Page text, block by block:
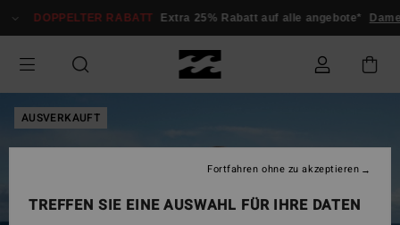
zur
springen
DOPPELTER RABATT Extra 25% Rabatt auf alle angebote* Damen
AUSVERKAUFT
TREFFEN SIE EINE AUSWAHL FÜR IHRE DATEN
Fortfahren ohne zu akzeptieren